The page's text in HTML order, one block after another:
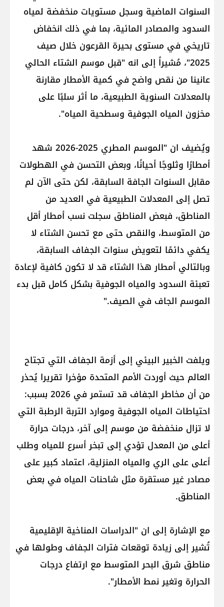
السنوات الماضية وسجل مستويات منخفضة لمياه
السدود والمصادر المائية، بما في ذلك انخفاض
تاريخي في مستوى بحيرة القرعون خلال صيف
2025"، مُشيراً إلى انه "قبل موسم الشتاء الحالي
عانينا من نقص واضح في كمية الأمطار مقارنة
بالمعدلات السنوية الطبيعية، ما أثر سلبًا على
مخزون المياه الجوفية وسطحية المياه".
ويُضيف ان "الموسم المطري 2025-2026 شهد
أمطارًا وثلوجًا أحيانًا، وبعض التحسن في الهطولات
مقابل السنوات الجافة السابقة، لكن حتى الآن لم
تصل إلى المعدلات الطبيعية في العديد من
المناطق، فبعض المناطق سجلت نسب أمطار أقل
من المتوسط، والنقص حتى مع تحسن الشتاء لا
يكفي دائمًا لتعويض سنوات الجفاف السابقة،
وبالتالي أمطار هذا الشتاء قد لا تكون كافية لإعادة
تعبئة السدود والمياه الجوفية بشكل كامل قبل بدء
الموسم الجاف في الصيف."
ويلفت الخبير البيئي إلى أزمة الجفاف التي تجتاح
العالم حيث أوردت الأمم المتحدة مؤخرا تقريرا يُحذر
من أن مخاطر الجفاف قد تستمر في 2026 بسبب:
احتياطات المياه الجوفية وموارد التربة الرطبة التي
لا تزال منخفضة من موسم إلى آخر، درجات حرارة
أعلى من المعدل تؤدي إلى تبخر أسرع للمياه وطلب
أعلى على الري والمياه المنزلية، اعتماد كبير على
مصادر غير مستقرة مثل شاحنات المياه في بعض
المناطق.
مع الإشارة إلى ان "الدراسات المناخية الإقليمية
تُشير إلى زيادة توقعات فترات الجفاف وطولها في
مناطق شرق البحر المتوسط مع ارتفاع درجات
الحرارة وتغير نمط الأمطار".